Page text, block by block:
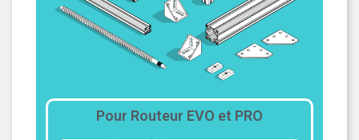
Pour Routeur EVO et PRO